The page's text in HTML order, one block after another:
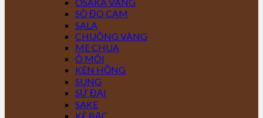
SÒ ĐO CAM
SALA
CHUÔNG VÀNG
ME CHUA
Ô MÔI
KÈN HỒNG
SUNG
SỨ ĐẠI
SAKE
KÈ BẠC